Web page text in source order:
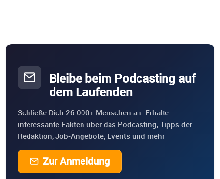
Bleibe beim Podcasting auf
dem Laufenden
Schließe Dich 26.000+ Menschen an. Erhalte
interessante Fakten über das Podcasting, Tipps der
Redaktion, Job-Angebote, Events und mehr.
Zur Anmeldung